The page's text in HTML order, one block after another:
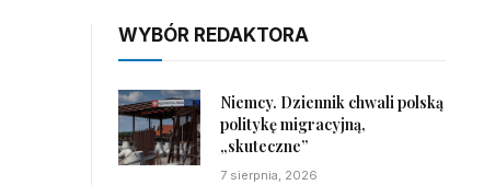
WYBÓR REDAKTORA
Niemcy. Dziennik chwali polską
politykę migracyjną,
„skuteczne”
7 sierpnia, 2026